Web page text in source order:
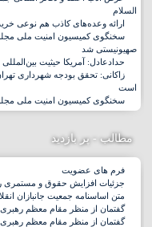
السلام
ارائه وعده‌های کاذب هم نوعی
سخنگوی کمیسیون امنیت ملی
صهیونیستی شد
حدادعادل: آمریکا حیثیت
است
سخنگوی کمیسیون امنیت ملی
مطالب - پر بازدید
فرم های عضویت
جزئیات افزایش حقوق و مستمری
متن اساسنامه جمعیت جانبازان
گفتمان از منظر مقام معظم رهبری
گفتمان از منظر مقام معظم رهبری